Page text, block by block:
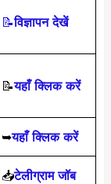
📝विज्ञापन देखें
📝यहाँ क्लिक करें
➥यहाँ क्लिक करें
📥टेलीग्राम जॉब